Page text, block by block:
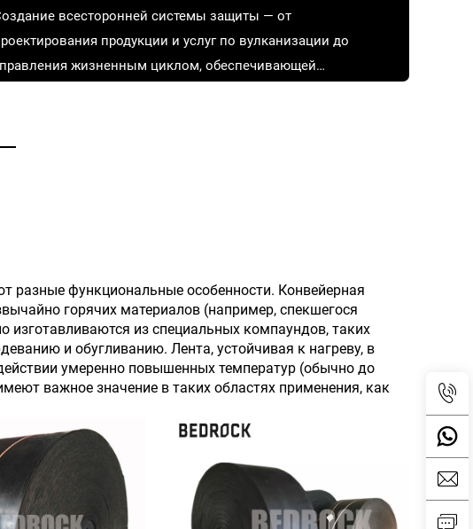
всесторонней системы защиты — от
продукции и услуг по вулканизации до
жизненным циклом, обеспечивающей
разные функциональные особенности. Конвейерная
горячих материалов (например, спекшегося
изготавливаются из специальных компаундов, таких
и обугливанию. Лента, устойчивая к нагреву, в
умеренно повышенных температур (обычно до
важное значение в таких областях применения, как